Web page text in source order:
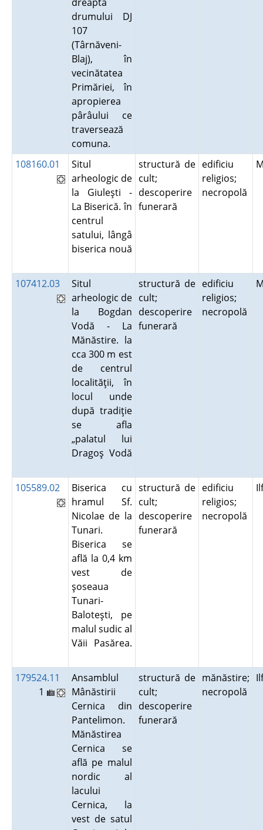
drumului DJ
107
(Târnăveni-
Blaj), în
vecinătatea
Primăriei, în
apropierea
pârâului ce
traversează
comuna.
108160.01
Situl
arheologic de
la Giuleşti -
La Biserică. în
centrul
satului, lângâ
biserica nouă
structură de
cult;
descoperire
funerară
edificiu
religios;
necropolă
107412.03
Situl
arheologic de
la Bogdan
Vodă - La
Mănăstire. la
cca 300 m est
de centrul
localităţii, în
locul unde
după tradiţie
se afla
„palatul lui
Dragoş Vodă
structură de
cult;
descoperire
funerară
edificiu
religios;
necropolă
105589.02
Biserica cu
hramul Sf.
Nicolae de la
Tunari.
Biserica se
află la 0,4 km
vest de
şoseaua
Tunari-
Baloteşti, pe
malul sudic al
Văii Pasărea.
structură de
cult;
descoperire
funerară
edificiu
religios;
necropolă
179524.11
1
Ansamblul
Mânăstirii
Cernica din
Pantelimon.
Mănăstirea
Cernica se
află pe malul
nordic al
lacului
Cernica, la
vest de satul
structură de
cult;
descoperire
funerară
mănăstire;
necropolă